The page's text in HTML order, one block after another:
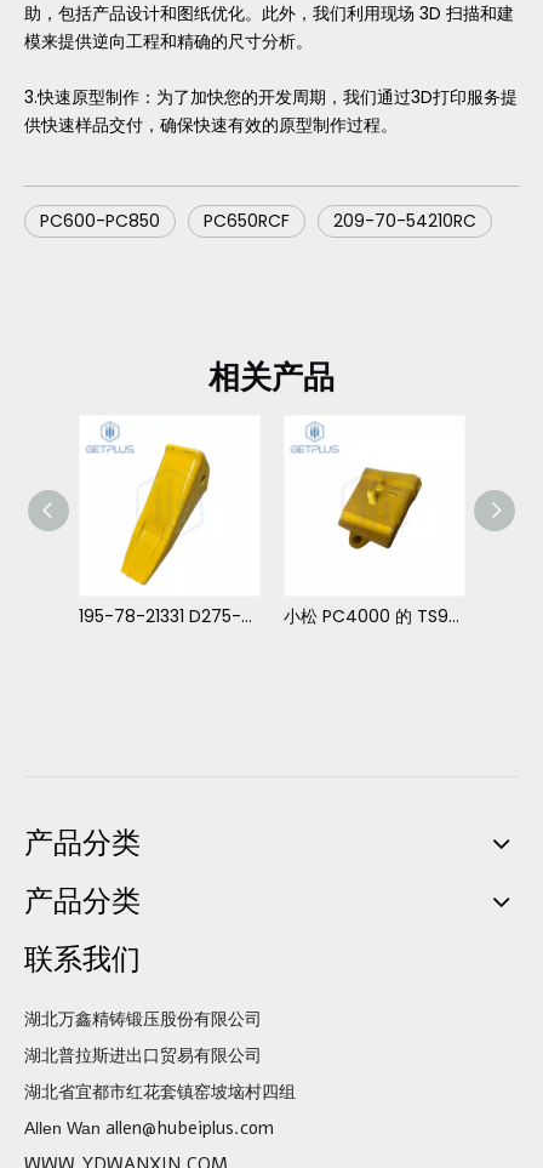
助，包括产品设计和图纸优化。此外，我们利用现场 3D 扫描和建
模来提供逆向工程和精确的尺寸分析。
3.快速原型制作：为了加快您的开发周期，我们通过3D打印服务提
供快速样品交付，确保快速有效的原型制作过程。
PC600-PC850 PC650RCF 209-70-54210RC
相关产品
产品分类
产品分类
联系我们
湖北万鑫精铸锻压股份有限公司
湖北普拉斯进出口贸易有限公司
湖北省宜都市红花套镇窑坡垴村四组
Allen Wan allen@hubeiplus.com